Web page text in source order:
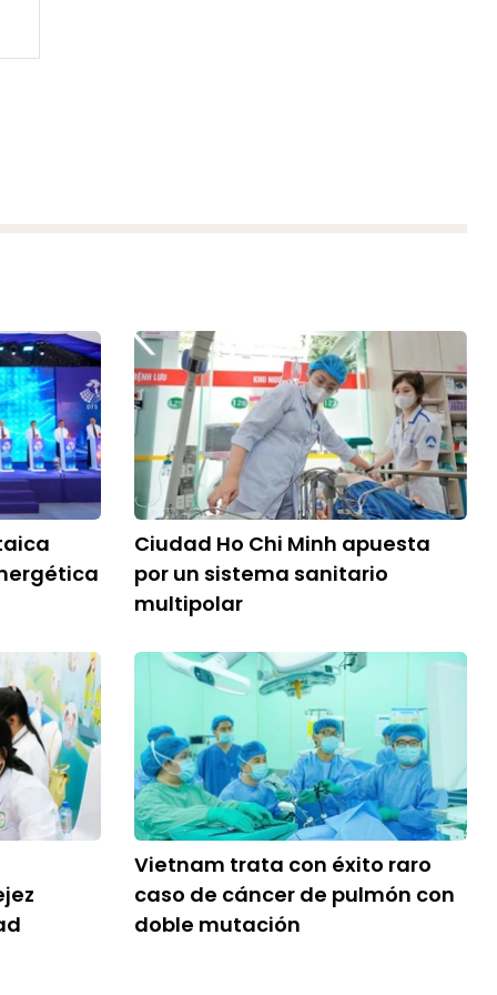
Ciudad Ho Chi Minh apuesta
por un sistema sanitario
multipolar
Vietnam trata con éxito raro
caso de cáncer de pulmón con
doble mutación